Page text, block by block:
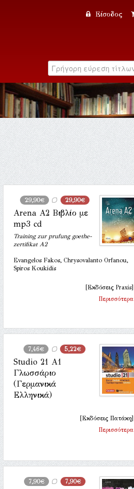
Είσοδος
29,90€ 29,90€
Arena A2 Βιβλίο με
mp3 cd
Training zur prufung goethe-
zertifikat A2
Evangelos Fakos, Chrysovalanto Orfanou,
Spiros Koukidis
[Εκδόσεις Praxis]
Περισσότερα
7,46€ 5,22€
Studio 21 Α1
Γλωσσάριο
(Γερμανικά
Ελληνικά)
[Εκδόσεις Πατάκη]
Περισσότερα
7,90€ 7,90€